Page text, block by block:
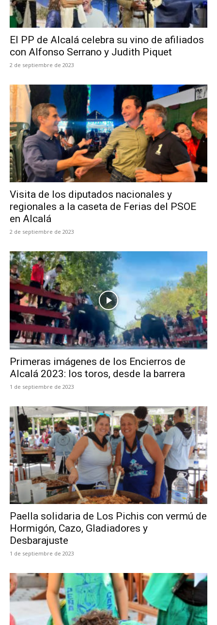
El PP de Alcalá celebra su vino de afiliados
con Alfonso Serrano y Judith Piquet
2 de septiembre de 2023
Visita de los diputados nacionales y
regionales a la caseta de Ferias del PSOE
en Alcalá
2 de septiembre de 2023
Primeras imágenes de los Encierros de
Alcalá 2023: los toros, desde la barrera
1 de septiembre de 2023
Paella solidaria de Los Pichis con vermú de
Hormigón, Cazo, Gladiadores y
Desbarajuste
1 de septiembre de 2023